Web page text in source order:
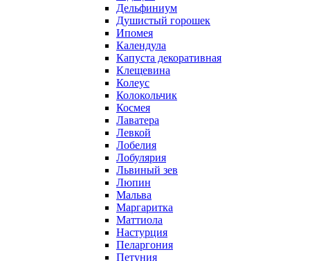
Дельфиниум
Душистый горошек
Ипомея
Календула
Капуста декоративная
Клещевина
Колеус
Колокольчик
Космея
Лаватера
Левкой
Лобелия
Лобулярия
Львиный зев
Люпин
Мальва
Маргаритка
Маттиола
Настурция
Пеларгония
Петуния